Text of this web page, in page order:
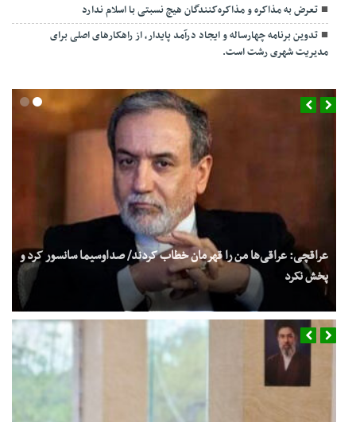
تعرض به مذاکره و مذاکره‌کنندگان هیچ نسبتی با اسلام ندارد
تدوین برنامه چهارساله و ایجاد درآمد پایدار، از راهکارهای اصلی برای
مدیریت شهری رشت است.
عراقچی: عراقی‌ها من را قهرمان خطاب کردند/ صداوسیما سانسور کرد و
پخش نکرد